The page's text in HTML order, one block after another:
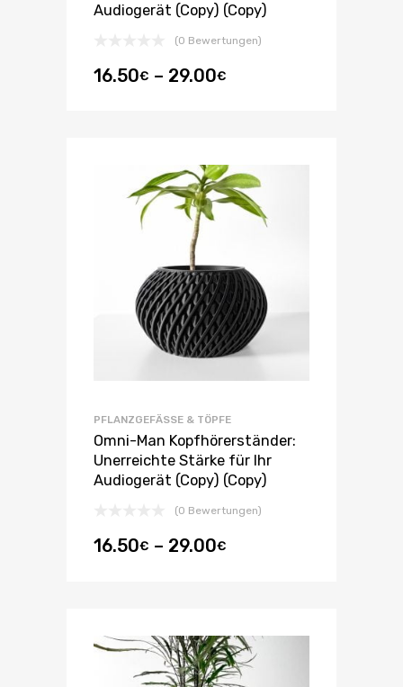
Audiogerät (Copy) (Copy)
(0 Bewertungen)
16.50€ – 29.00€
PFLANZGEFÄSSE & TÖPFE
Omni-Man Kopfhörerständer:
Unerreichte Stärke für Ihr
Audiogerät (Copy) (Copy)
(0 Bewertungen)
16.50€ – 29.00€